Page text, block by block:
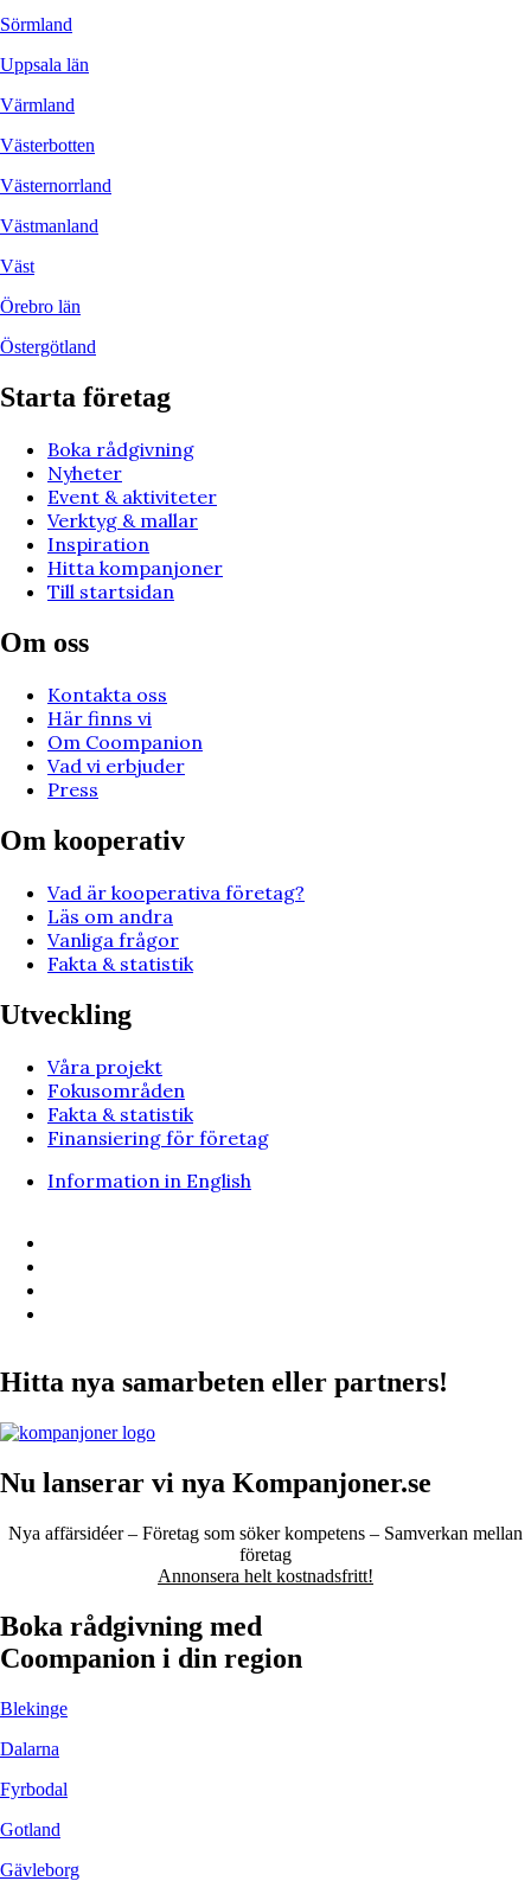
Sörmland
Uppsala län
Värmland
Västerbotten
Västernorrland
Västmanland
Väst
Örebro län
Östergötland
Starta företag
Boka rådgivning
Nyheter
Event & aktiviteter
Verktyg & mallar
Inspiration
Hitta kompanjoner
Till startsidan
Om oss
Kontakta oss
Här finns vi
Om Coompanion
Vad vi erbjuder
Press
Om kooperativ
Vad är kooperativa företag?
Läs om andra
Vanliga frågor
Fakta & statistik
Utveckling
Våra projekt
Fokusområden
Fakta & statistik
Finansiering för företag
Information in English
Hitta nya samarbeten eller partners!
Nu lanserar vi nya Kompanjoner.se
Nya affärsidéer – Företag som söker kompetens – Samverkan mellan
företag
Annonsera helt kostnadsfritt!
Boka rådgivning med
Coompanion i din region
Blekinge
Dalarna
Fyrbodal
Gotland
Gävleborg